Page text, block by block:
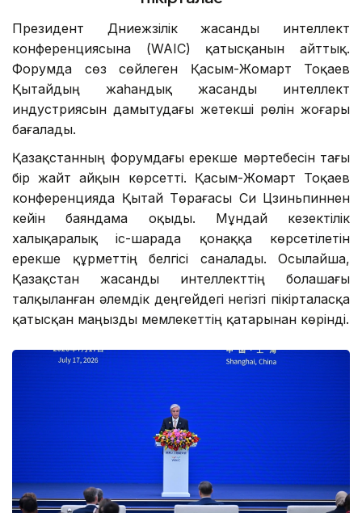
Президент Дүниежүзілік жасанды интеллект
конференциясына (WAIC) қатысқанын айттық.
Форумда сөз сөйлеген Қасым-Жомарт Тоқаев
Қытайдың жаһандық жасанды интеллект
индустриясын дамытудағы жетекші рөлін жоғары
бағалады.
Қазақстанның форумдағы ерекше мәртебесін тағы
бір жайт айқын көрсетті. Қасым-Жомарт Тоқаев
конференцияда Қытай Төрағасы Си Цзиньпиннен
кейін баяндама оқыды. Мұндай кезектілік
халықаралық іс-шарада қонаққа көрсетілетін
ерекше құрметтің белгісі саналады. Осылайша,
Қазақстан жасанды интеллекттің болашағы
талқыланған әлемдік деңгейдегі негізгі пікірталасқа
қатысқан маңызды мемлекеттің қатарынан көрінді.